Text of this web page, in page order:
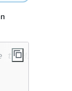
to Mistral